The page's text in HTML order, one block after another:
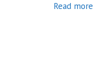
Read more